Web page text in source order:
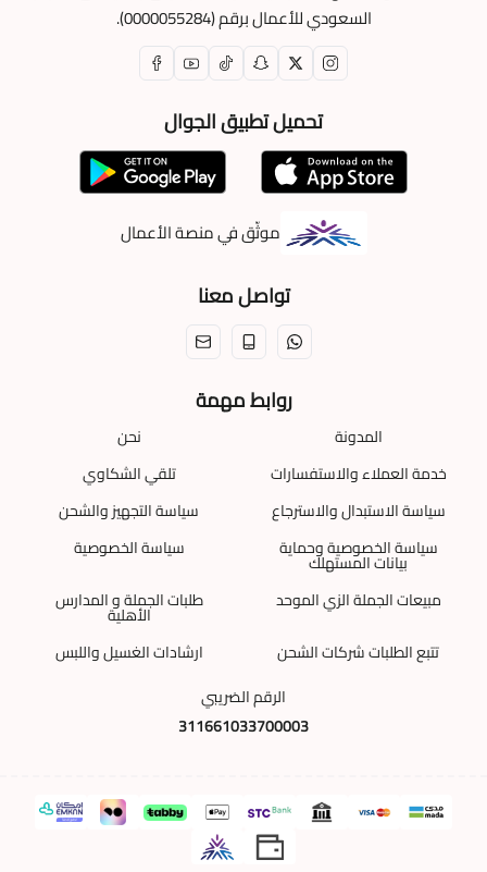
السعودي للأعمال برقم (0000055284).
تحميل تطبيق الجوال
موثّق في منصة الأعمال
تواصل معنا
روابط مهمة
المدونة
نحن
خدمة العملاء والاستفسارات
تلقي الشكاوي
سياسة الاستبدال والاسترجاع
سياسة التجهيز والشحن
سياسة الخصوصية وحماية
بيانات المستهلك
سياسة الخصوصية
مبيعات الجملة الزي الموحد
طلبات الجملة و المدارس
الأهلية
تتبع الطلبات شركات الشحن
ارشادات الغسيل واللبس
الرقم الضريبي
311661033700003